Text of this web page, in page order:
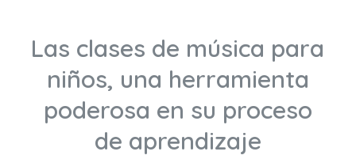
Las clases de música para
niños, una herramienta
poderosa en su proceso
de aprendizaje